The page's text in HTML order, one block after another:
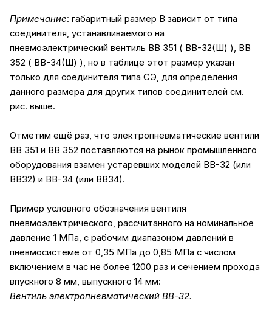
Примечание: габаритный размер В зависит от типа
соединителя, устанавливаемого на
пневмоэлектрический вентиль ВВ 351 ( ВВ-32(Ш) ), ВВ
352 ( ВВ-34(Ш) ), но в таблице этот размер указан
только для соединителя типа CЭ, для определения
данного размера для других типов соединителей см.
рис. выше.
Отметим ещё раз, что электропневматические вентили
ВВ 351 и ВВ 352 поставляются на рынок промышленного
оборудования взамен устаревших моделей ВВ-32 (или
ВВ32) и ВВ-34 (или ВВ34).
Пример условного обозначения вентиля
пневмоэлектрического, рассчитанного на номинальное
давление 1 МПа, с рабочим диапазоном давлений в
пневмосистеме от 0,35 МПа до 0,85 МПа с числом
включением в час не более 1200 раз и сечением прохода
впускного 8 мм, выпускного 14 мм:
Вентиль электропневматический ВВ-32.